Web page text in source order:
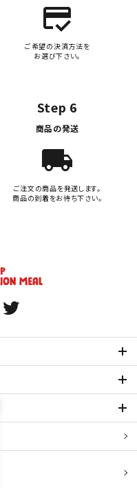
credit_score
ご希望の決済方法を
お選び下さい。
Step 6
商品の発送
local_shipping
ご注文の商品を発送します。
商品の到着をお待ち下さい。